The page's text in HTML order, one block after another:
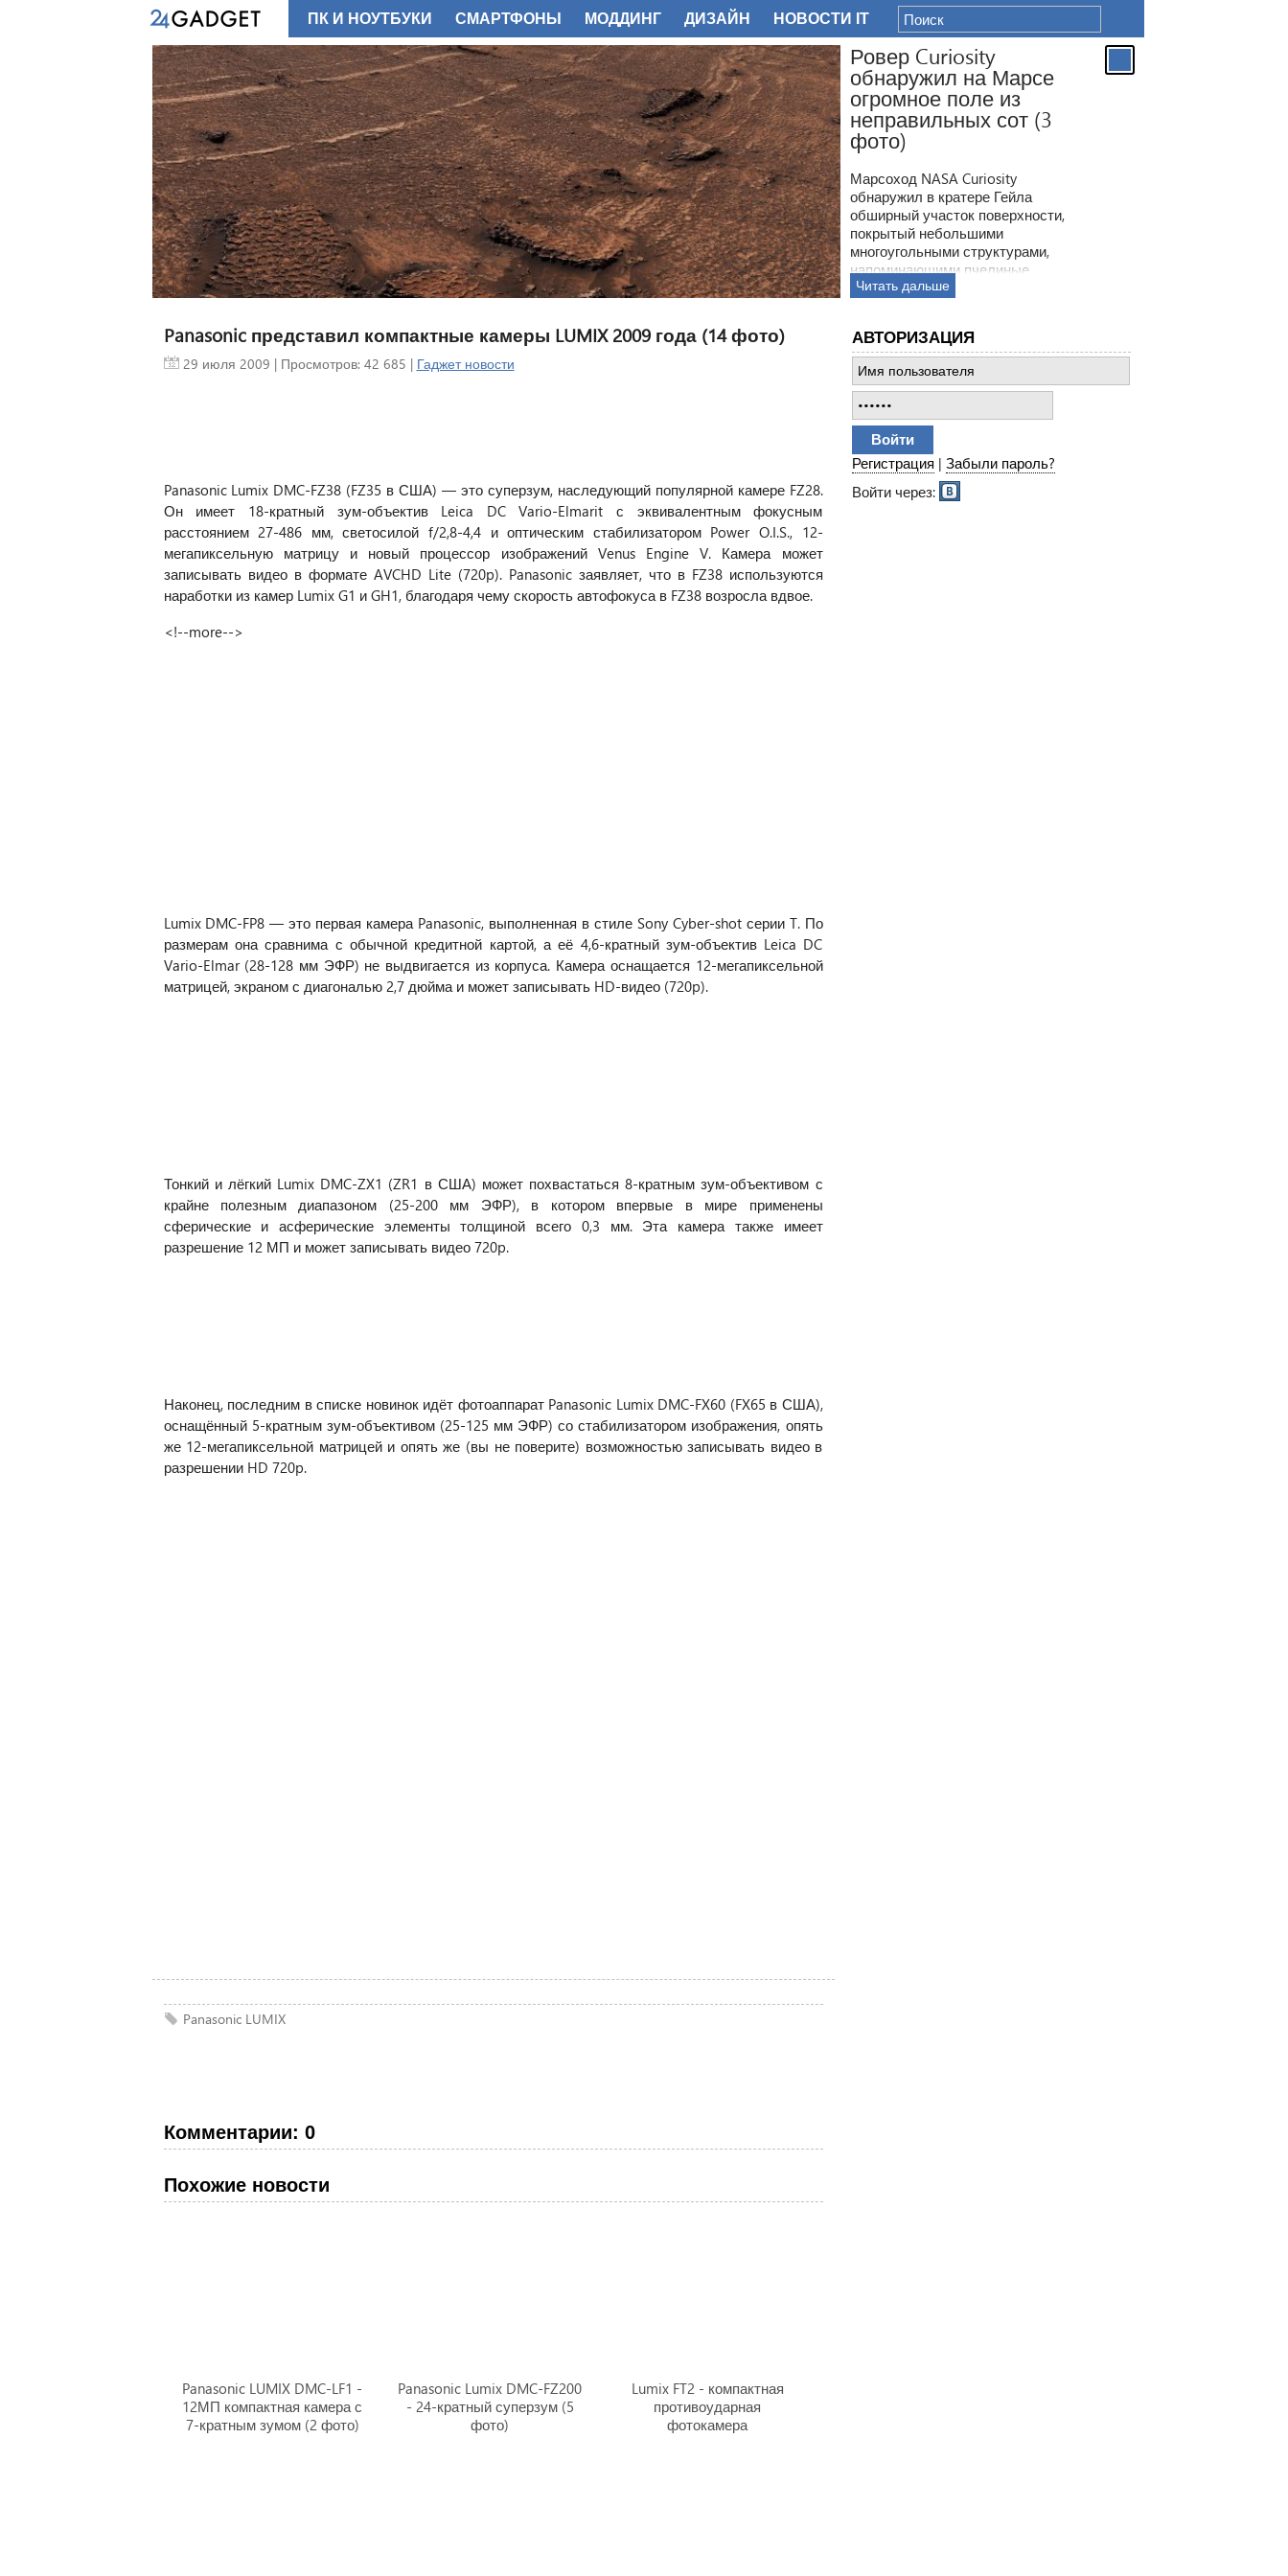
Ровер Curiosity
обнаружил на Марсе
огромное поле из
неправильных сот (3
фото)
Марсоход NASA Curiosity
обнаружил в кратере Гейла
обширный участок поверхности,
покрытый небольшими
многоугольными структурами,
напоминающими пчелиные
соты. Ранее ровер находил
затмила все предыдущее такие
открытия.
Читать дальше
Panasonic представил компактные камеры LUMIX 2009 года (14 фото)
29 июля 2009 | Просмотров: 42 685 | Гаджет новости
Panasonic Lumix DMC-FZ38 (FZ35 в США) — это суперзум, наследующий популярной камере FZ28.
Он имеет 18-кратный зум-объектив Leica DC Vario-Elmarit с эквивалентным фокусным
расстоянием 27-486 мм, светосилой f/2,8-4,4 и оптическим стабилизатором Power O.I.S., 12-
мегапиксельную матрицу и новый процессор изображений Venus Engine V. Камера может
записывать видео в формате AVCHD Lite (720p). Panasonic заявляет, что в FZ38 используются
наработки из камер Lumix G1 и GH1, благодаря чему скорость автофокуса в FZ38 возросла вдвое.
<!--more-->
Lumix DMC-FP8 — это первая камера Panasonic, выполненная в стиле Sony Cyber-shot серии T. По
размерам она сравнима с обычной кредитной картой, а её 4,6-кратный зум-объектив Leica DC
Vario-Elmar (28-128 мм ЭФР) не выдвигается из корпуса. Камера оснащается 12-мегапиксельной
матрицей, экраном с диагональю 2,7 дюйма и может записывать HD-видео (720p).
Тонкий и лёгкий Lumix DMC-ZX1 (ZR1 в США) может похвастаться 8-кратным зум-объективом с
крайне полезным диапазоном (25-200 мм ЭФР), в котором впервые в мире применены
сферические и асферические элементы толщиной всего 0,3 мм. Эта камера также имеет
разрешение 12 МП и может записывать видео 720p.
Наконец, последним в списке новинок идёт фотоаппарат Panasonic Lumix DMC-FX60 (FX65 в США),
оснащённый 5-кратным зум-объективом (25-125 мм ЭФР) со стабилизатором изображения, опять
же 12-мегапиксельной матрицей и опять же (вы не поверите) возможностью записывать видео в
разрешении HD 720p.
Panasonic LUMIX
Комментарии: 0
Похожие новости
Panasonic LUMIX DMC-LF1 -
12МП компактная камера с
7-кратным зумом (2 фото)
Panasonic Lumix DMC-FZ200
- 24-кратный суперзум (5
фото)
Lumix FT2 - компактная
противоударная
фотокамера
АВТОРИЗАЦИЯ
Регистрация | Забыли пароль?
Войти через:
ПК И НОУТБУКИ СМАРТФОНЫ МОДДИНГ ДИЗАЙН НОВОСТИ IT
ФОТО